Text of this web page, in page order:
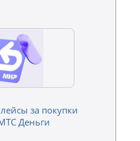
за покупки
Деньги